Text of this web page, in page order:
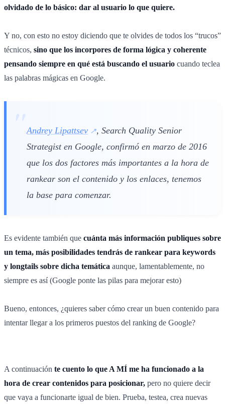
olvidado de lo básico: dar al usuario lo que quiere.
Y no, con esto no estoy diciendo que te olvides de todos los “trucos”
técnicos, sino que los incorpores de forma lógica y coherente
pensando siempre en qué está buscando el usuario cuando teclea
las palabras mágicas en Google.
Andrey Lipattsev
, Search Quality Senior
Strategist en Google, confirmó en marzo de 2016
que los dos factores más importantes a la hora de
rankear son el contenido y los enlaces, tenemos
la base para comenzar.
Es evidente también que cuánta más información publiques sobre
un tema, más posibilidades tendrás de rankear para keywords
y longtails sobre dicha temática aunque, lamentablemente, no
siempre es así (Google ponte las pilas para mejorar esto)
Bueno, entonces, ¿quieres saber cómo crear un buen contenido para
intentar llegar a los primeros puestos del ranking de Google?
A continuación te cuento lo que A MÍ me ha funcionado a la
hora de crear contenidos para posicionar, pero no quiere decir
que vaya a funcionarte igual de bien. Prueba, testea, crea nuevas